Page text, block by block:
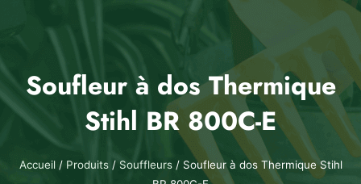
Soufleur à dos Thermique
Stihl BR 800C-E
Accueil/ Produits/ Souffleurs/ Soufleur à dos Thermique Stihl